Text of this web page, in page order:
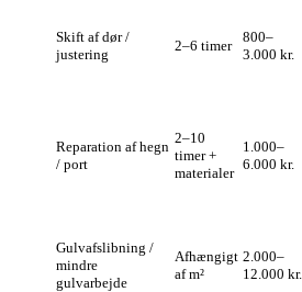
Skift af dør /
justering
2–6 timer
800–
3.000 kr.
Reparation af hegn
/ port
2–10
timer +
materialer
1.000–
6.000 kr.
Gulvafslibning /
mindre
gulvarbejde
Afhængigt
af m²
2.000–
12.000 kr.